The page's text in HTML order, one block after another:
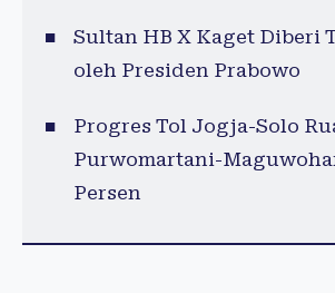
Sultan HB X Kaget Diberi
oleh Presiden Prabowo
Progres Tol Jogja-Solo
Purwomartani-
Persen